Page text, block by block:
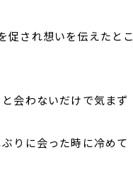
促され想いを伝えたとこ
会わないだけで気まず
りに会った時に冷めて